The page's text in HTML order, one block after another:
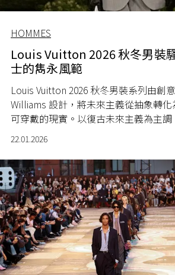
HOMMES
Louis Vuitton 2026 秋冬男裝
士的雋永風範
Louis Vuitton 2026秋冬男裝系列由創
Williams 設計，將未來主義從抽象轉化
可穿戴的現實。以復古未來主義為主
層次。
22.01.2026